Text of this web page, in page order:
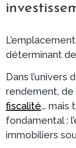
déterminant
Dans l’univers
rendement, de
fiscalité… mais
fondamental :
immobiliers